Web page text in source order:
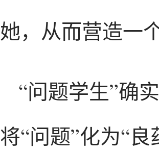
她，从而营造一
“问题学生”确
将“问题”化为“